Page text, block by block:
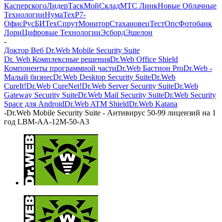
КасперскогоЛидерТаскМойСкладМТС ЛинкНовые Облачные
ТехнологииНумаТехР7-
ОфисРусБИТехСпрутМониторСтахановецТестОпсФотобанк
ЛориЦифровые ТехнологииЭсбордЭшелон
-
Доктор Веб Dr.Web Mobile Security Suite
Dr. Web Комплексные решенияDr.Web Office Shield
Компоненты программной частиDr.Web Бастион ProDr.Web -
Малый бизнесDr.Web Desktop Security SuiteDr.Web
CureIt!Dr.Web CureNet!Dr.Web Server Security SuiteDr.Web
Gateway Security SuiteDr.Web Mail Security SuiteDr.Web Security
Space для AndroidDr.Web ATM ShieldDr.Web Katana
-Dr.Web Mobile Security Suite - Антивирус 50-99 лицензий на 1
год LBM-AA-12M-50-A3